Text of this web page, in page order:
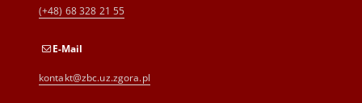
(+48) 68 328 21 55
E-Mail
kontakt@zbc.uz.zgora.pl